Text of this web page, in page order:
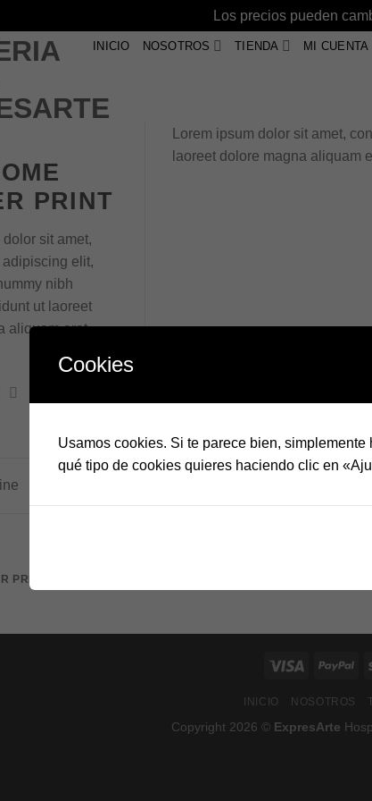
Los precios pueden
INICIO NOSOTROS TIENDA MI CUENTA
PRINT
dolor sit amet,
elit,
nibh
ut laoreet
aliquam erat
Lorem ipsum dolor sit amet,
laoreet dolore magna aliquam
PRINT PACKAGE
INICIO NOSOTROS
Copyright 2026 © ExpresArte
Cookies
Usamos cookies. Si te parece bien,
qué tipo de cookies quieres haciendo clic en